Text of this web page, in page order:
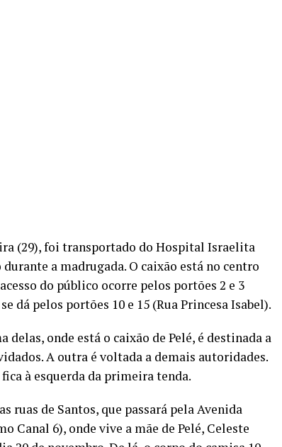
(29), foi transportado do Hospital Israelita
a madrugada. O caixão está no centro
do público ocorre pelos portões 2 e 3
dá pelos portões 10 e 15 (Rua Princesa Isabel).
onde está o caixão de Pelé, é destinada a
A outra é voltada a demais autoridades.
à esquerda da primeira tenda.
ruas de Santos, que passará pela Avenida
Canal 6), onde vive a mãe de Pelé, Celeste